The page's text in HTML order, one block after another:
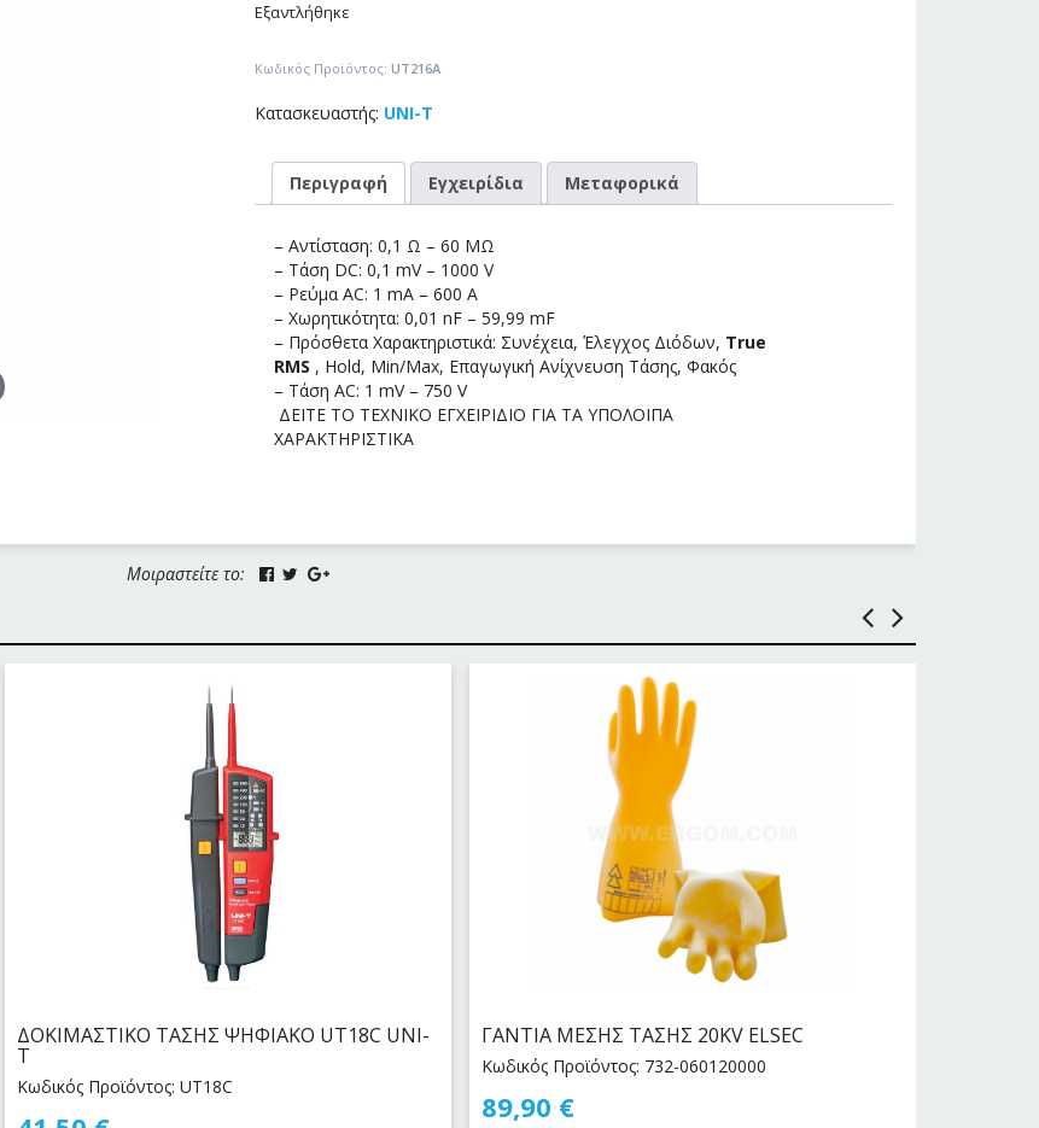
Εξαντλήθηκε
Κωδικός Προϊόντος: UT216A
Κατασκευαστής: UNI-T
Περιγραφή Εγχειρίδια Μεταφορικά
– Αντίσταση: 0,1 Ω – 60 ΜΩ
– Τάση DC: 0,1 mV – 1000 V
– Ρεύμα AC: 1 mA – 600 A
– Χωρητικότητα: 0,01 nF – 59,99 mF
– Πρόσθετα Χαρακτηριστικά: Συνέχεια, Έλεγχος Διόδων, True
RMS , Hold, Min/Max, Επαγωγική Ανίχνευση Τάσης, Φακός
– Τάση AC: 1 mV – 750 V
ΔΕΙΤΕ ΤΟ ΤΕΧΝΙΚΟ ΕΓΧΕΙΡΙΔΙΟ ΓΙΑ ΤΑ ΥΠΟΛΟΙΠΑ
ΧΑΡΑΚΤΗΡΙΣΤΙΚΑ
Μοιραστείτε το:
ΔΟΚΙΜΑΣΤΙΚΟ ΤΑΣΗΣ ΨΗΦΙΑΚΟ UT18C UNI-
T
Κωδικός Προϊόντος: UT18C
ΓΑΝΤΙΑ ΜΕΣΗΣ ΤΑΣΗΣ 20ΚV ELSEC
Κωδικός Προϊόντος: 732-060120000
89,90 €